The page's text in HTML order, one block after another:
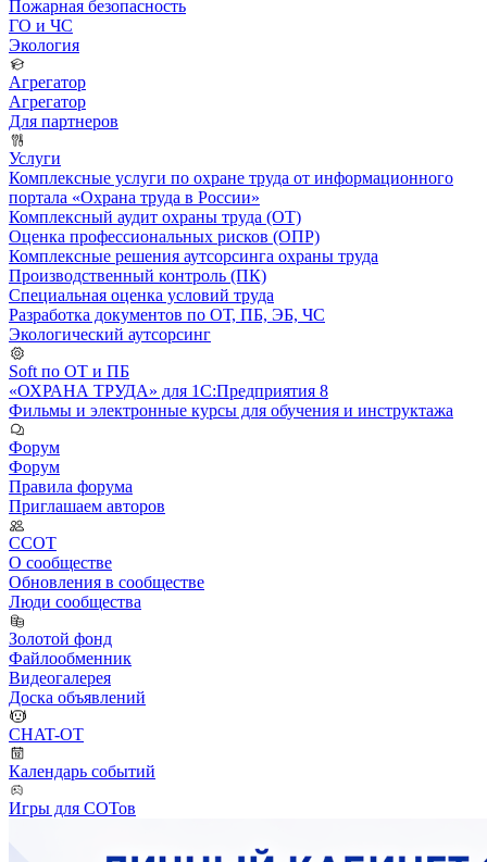
Пожарная безопасность
ГО и ЧС
Экология
Агрегатор
Агрегатор
Для партнеров
Услуги
Комплексные услуги по охране труда от информационного
портала «Охрана труда в России»
Комплексный аудит охраны труда (ОТ)
Оценка профессиональных рисков (ОПР)
Комплексные решения аутсорсинга охраны труда
Производственный контроль (ПК)
Специальная оценка условий труда
Разработка документов по ОТ, ПБ, ЭБ, ЧС
Экологический аутсорсинг
Soft по ОТ и ПБ
«ОХРАНА ТРУДА» для 1С:Предприятия 8
Фильмы и электронные курсы для обучения и инструктажа
Форум
Форум
Правила форума
Приглашаем авторов
ССОТ
О сообществе
Обновления в сообществе
Люди сообщества
Золотой фонд
Файлообменник
Видеогалерея
Доска объявлений
CHAT-OT
Календарь событий
Игры для СОТов